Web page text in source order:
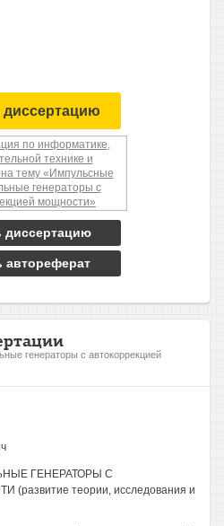
диссертацию
диссертацию
автореферат
генераторы с автокоррекцией
ГЕНЕРАТОРЫ С
теории, исследования и